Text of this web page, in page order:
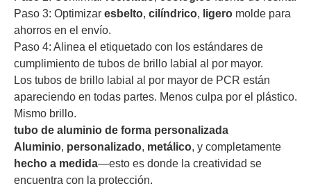
Paso 3: Optimizar esbelto, cilíndrico, ligero molde para
ahorros en el envío.
Paso 4: Alinea el etiquetado con los estándares de
cumplimiento de tubos de brillo labial al por mayor.
Los tubos de brillo labial al por mayor de PCR están
apareciendo en todas partes. Menos culpa por el plástico.
Mismo brillo.
tubo de aluminio de forma personalizada
Aluminio, personalizado, metálico, y completamente
hecho a medida—esto es donde la creatividad se
encuentra con la protección.